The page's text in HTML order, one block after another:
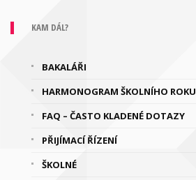
KAM DÁL?
BAKALÁŘI
HARMONOGRAM ŠKOLNÍHO ROKU
FAQ – ČASTO KLADENÉ DOTAZY
PŘIJÍMACÍ ŘÍZENÍ
ŠKOLNÉ